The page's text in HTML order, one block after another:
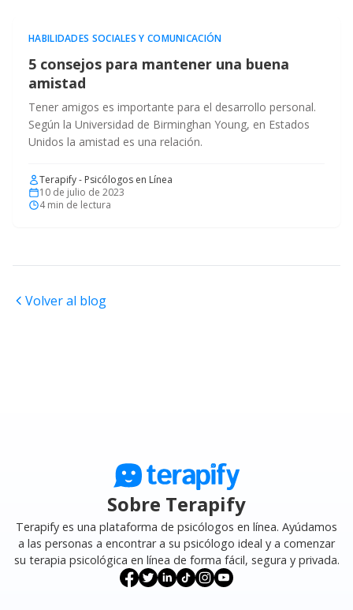
HABILIDADES SOCIALES Y COMUNICACIÓN
5 consejos para mantener una buena
amistad
Tener amigos es importante para el desarrollo personal.
Según la Universidad de Birminghan Young, en Estados
Unidos la amistad es una relación.
Terapify - Psicólogos en Línea
10 de julio de 2023
4min de lectura
Volver al blog
Sobre Terapify
Terapify es una plataforma de psicólogos en línea. Ayúdamos
a las personas a encontrar a su psicólogo ideal y a comenzar
su terapia psicológica en línea de forma fácil, segura y privada.